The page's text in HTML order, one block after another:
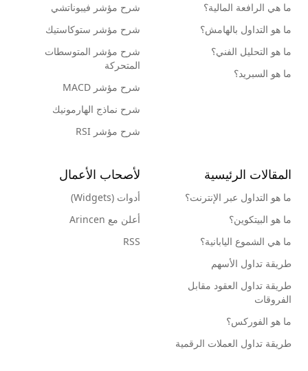
ما هي الرافعة المالية؟
ما هو التداول بالهامش؟
ما هو التحليل الفني؟
ما هو السبريد؟
شرح مؤشر فيبوناتشي
شرح مؤشر ستوكاستيك
شرح مؤشر المتوسطات
المتحركة
شرح مؤشر MACD
شرح نماذج الهارمونيك
شرح مؤشر RSI
المقالات الرئيسية
ما هو التداول عبر الإنترنت؟
ما هو البيتكوين؟
ما هي الشموع اليابانية؟
طريقة تداول الأسهم
طريقة تداول العقود مقابل
الفروقات
ما هو الفوركس؟
طريقة تداول العملات الرقمية
لأصحاب الأعمال
أدوات (Widgets)
أعلن مع Arincen
RSS